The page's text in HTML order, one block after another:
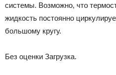
системы. Возможно, что
жидкость постоянно
большому кругу.
Без оценки Загрузка.